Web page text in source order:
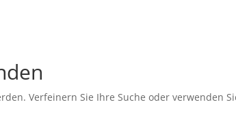
Verfeinern Sie Ihre Suche oder verwenden